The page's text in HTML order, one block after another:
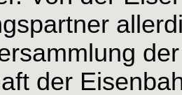
der